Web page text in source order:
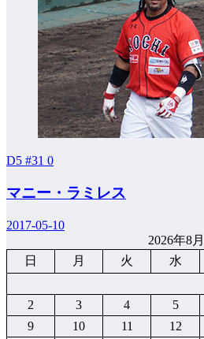
D5 #31 0
マニー・ラミレス
2017-05-10
2026年8月
日
月 火 水
2
3 4 5
9
10 11 12